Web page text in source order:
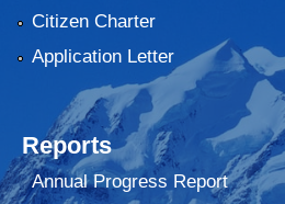
Citizen Charter
Application Letter
Reports
Annual Progress Report